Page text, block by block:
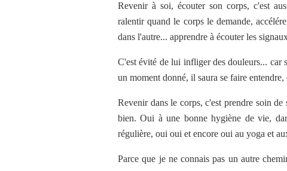
Revenir à soi, écouter son corps, c'est
ralentir quand le corps le demande,
dans l'autre... apprendre à écouter les
C'est évité de lui infliger des douleurs... car
un moment donné, il saura se faire
Revenir dans le corps, c'est prendre soin
bien. Oui à une bonne hygiène de vie,
régulière, oui oui et encore oui au yoga et
Parce que je ne connais pas un autre